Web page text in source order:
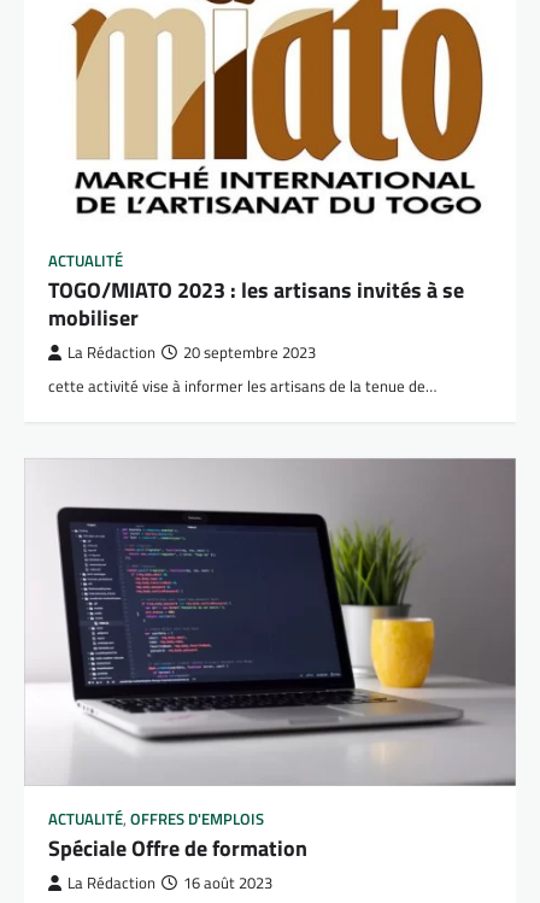
ACTUALITÉ
TOGO/MIATO 2023 : les artisans invités à se
mobiliser
La Rédaction 20 septembre 2023
cette activité vise à informer les artisans de la tenue de…
ACTUALITÉ, OFFRES D'EMPLOIS
Spéciale Offre de formation
La Rédaction 16 août 2023